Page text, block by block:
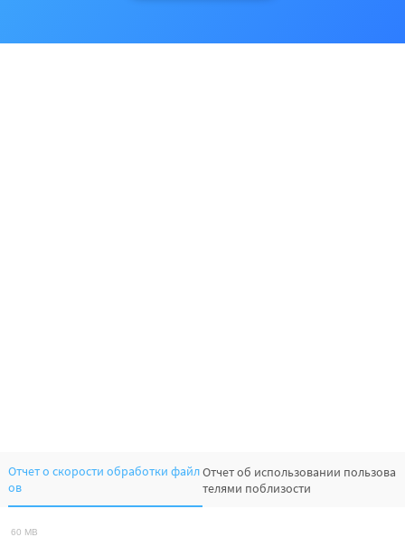
Отчет о скорости обработки файл
ов
Отчет об использовании пользова
телями поблизости